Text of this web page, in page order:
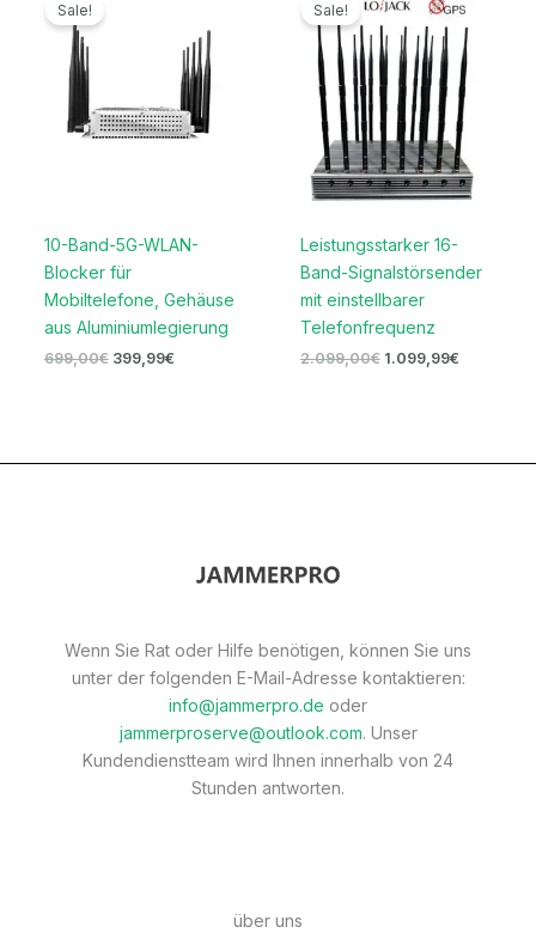
Sale!
10-Band-5G-WLAN-
Blocker für
Mobiltelefone, Gehäuse
aus Aluminiumlegierung
699,00€ 399,99€
399,99€.
Sale!
Leistungsstarker 16-
Band-Signalstörsender
mit einstellbarer
Telefonfrequenz
2.099,00€
2.099,00€
1.099,99€
ist:
Wenn Sie Rat oder Hilfe benötigen, können Sie uns
unter der folgenden E-Mail-Adresse kontaktieren:
info@jammerpro.de oder
jammerproserve@outlook.com. Unser
Kundendienstteam wird Ihnen innerhalb von 24
Stunden antworten.
über uns